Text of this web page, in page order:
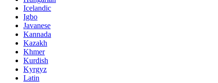
Icelandic
Igbo
Javanese
Kannada
Kazakh
Khmer
Kurdish
Kyrgyz
Latin